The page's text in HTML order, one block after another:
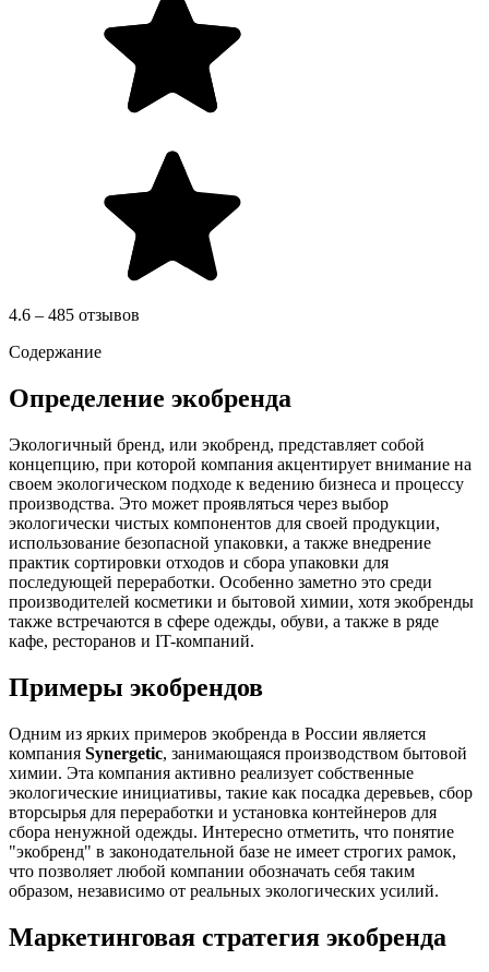
4.6 – 485 отзывов
Содержание
Определение экобренда
Экологичный бренд, или экобренд, представляет собой
концепцию, при которой компания акцентирует внимание на
своем экологическом подходе к ведению бизнеса и процессу
производства. Это может проявляться через выбор
экологически чистых компонентов для своей продукции,
использование безопасной упаковки, а также внедрение
практик сортировки отходов и сбора упаковки для
последующей переработки. Особенно заметно это среди
производителей косметики и бытовой химии, хотя экобренды
также встречаются в сфере одежды, обуви, а также в ряде
кафе, ресторанов и IT-компаний.
Примеры экобрендов
Одним из ярких примеров экобренда в России является
компания Synergetic, занимающаяся производством бытовой
химии. Эта компания активно реализует собственные
экологические инициативы, такие как посадка деревьев, сбор
вторсырья для переработки и установка контейнеров для
сбора ненужной одежды. Интересно отметить, что понятие
"экобренд" в законодательной базе не имеет строгих рамок,
что позволяет любой компании обозначать себя таким
образом, независимо от реальных экологических усилий.
Маркетинговая стратегия экобренда